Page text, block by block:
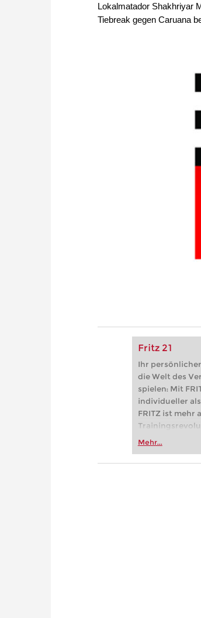
Lokalmatador Shakhriyar
Tiebreak gegen Caruana
Fritz 21
Ihr
die Welt des
spielen: Mit
individueller
FRITZ ist mehr
zuvor.
Mehr...